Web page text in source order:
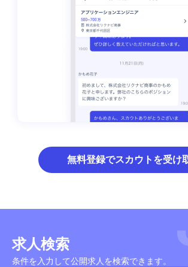
無料登録でスカウトを受け
求人検索
条件を入力して公開求人を検索できます。